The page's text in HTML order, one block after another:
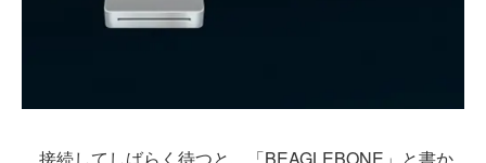
接続してしばらく待つと、「BEAGLEBONE」と書か